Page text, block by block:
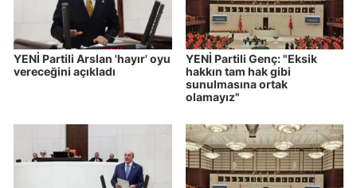
YENİ Partili Arslan 'hayır' oyu
vereceğini açıkladı
YENİ Partili Genç: "Eksik
hakkın tam hak gibi
sunulmasına ortak
olamayız"